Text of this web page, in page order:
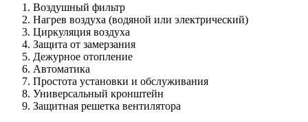
Воздушный фильтр
Нагрев воздуха (водяной или электрический)
Циркуляция воздуха
Защита от замерзания
Дежурное отопление
Автоматика
Простота установки и обслуживания
Универсальный кронштейн
Защитная решетка вентилятора